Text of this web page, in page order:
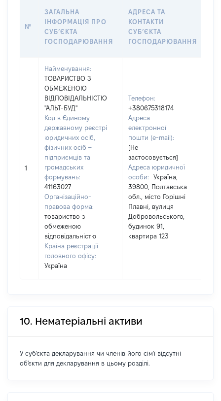
№
ЗАГАЛЬНА
ІНФОРМАЦІЯ ПРО
СУБʼЄКТА
ГОСПОДАРЮВАННЯ
АДРЕСА ТА
КОНТАКТИ
СУБʼЄКТА
ГОСПОДАРЮВАННЯ
1
Найменування:
ТОВАРИСТВО З
ОБМЕЖЕНОЮ
ВІДПОВІДАЛЬНІСТЮ
"АЛЬТ-БУД"
Код в Єдиному
державному реєстрі
юридичних осіб,
фізичних осіб –
підприємців та
громадських
формувань:
41163027
Організаційно-
правова форма:
товариство з
обмеженою
відповідальністю
Країна реєстрації
головного офісу:
Україна
Телефон:
+380675318174
Адреса
електронної
пошти (e-mail):
[Не
застосовується]
Адреса юридичної
особи:
Україна,
39800, Полтавська
обл., місто Горішні
Плавні, вулиця
Добровольського,
будинок 91,
квартира 123
10. Нематеріальні активи
У суб'єкта декларування чи членів його сім'ї відсутні
об'єкти для декларування в цьому розділі.